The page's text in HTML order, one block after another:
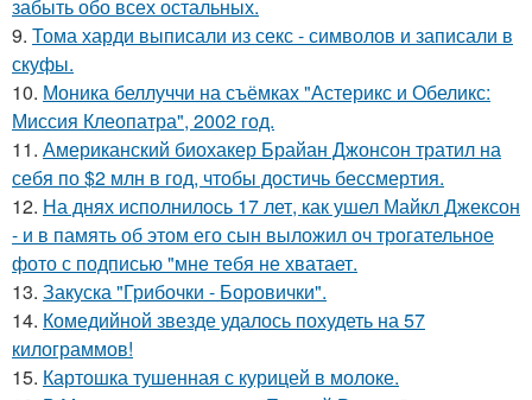
забыть обо всех остальных.
9. Тома харди выписали из секс - символов и записали в
скуфы.
10. Моника беллуччи на съёмках "Астерикс и Обеликс:
Миссия Клеопатра", 2002 год.
11. Американский биохакер Брайан Джонсон тратил на
себя по $2 млн в год, чтобы достичь бессмертия.
12. На днях исполнилось 17 лет, как ушел Майкл Джексон
- и в память об этом его сын выложил оч трогательное
фото с подписью "мне тебя не хватает.
13. Закуска "Грибочки - Боровички".
14. Комедийной звезде удалось похудеть на 57
килограммов!
15. Картошка тушенная с курицей в молоке.